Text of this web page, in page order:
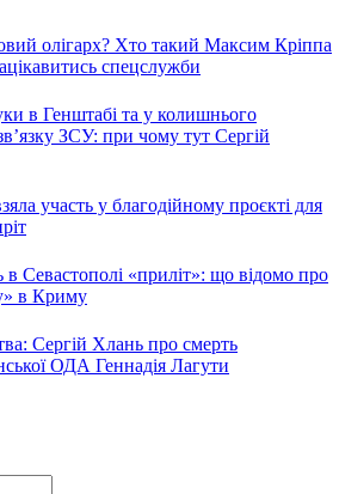
олігарх? Хто такий Максим Кріппа
спецслужби
в Генштабі та у колишнього
ЗСУ: при чому тут Сергій
участь у благодійному проєкті для
в Севастополі «приліт»: що відомо про
в Криму
Сергій Хлань про смерть
ОДА Геннадія Лагути